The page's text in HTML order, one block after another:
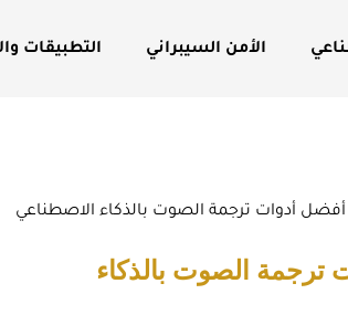
الأمن السيبراني التطبيقات
أدوات ترجمة الصوت بالذكاء الاصطناعي
ترجمة الصوت بالذكاء